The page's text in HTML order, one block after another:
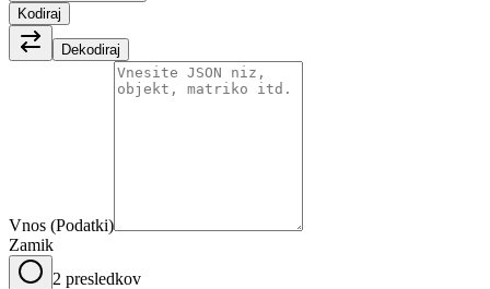
Kodiraj
Dekodiraj
Vnos (Podatki)
Zamik
2 presledkov